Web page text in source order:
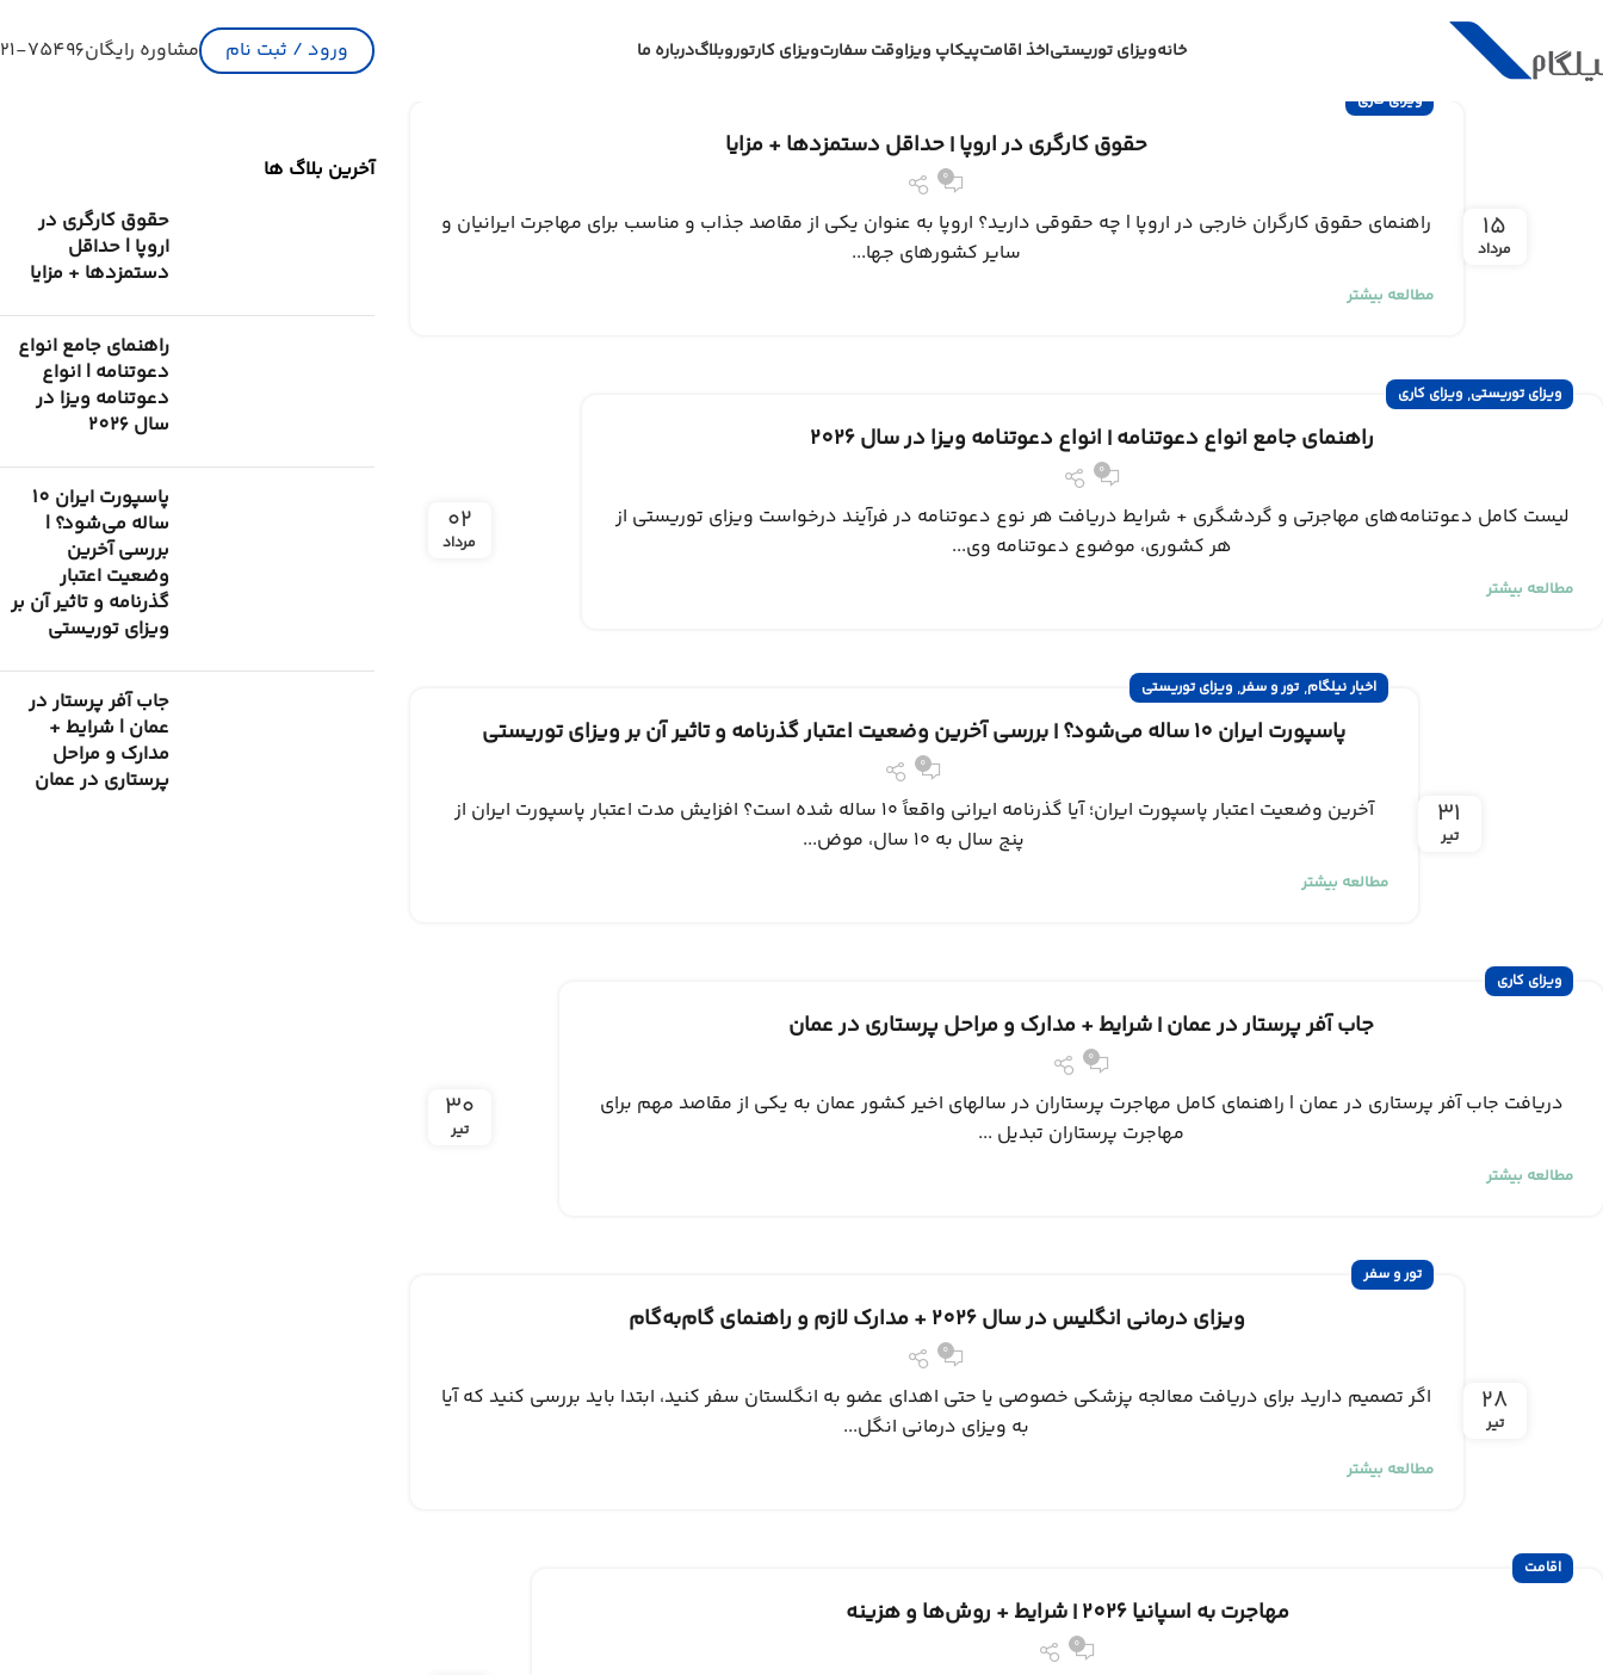
خانهویزای توریستیاخذ اقامتپیکاپ ویزاوقت سفارتویزای کارتوروبلاگدرباره ما ورود / ثبت نام مشاوره رایگان75496
۱۵
مرداد
ویزای کاری
حقوق کارگری در اروپا | حداقل دستمزدها + مزایا
0
راهنمای حقوق کارگران خارجی در اروپا | چه حقوقی دارید؟ اروپا به عنوان یکی از مقاصد جذاب و مناسب برای مهاجرت ایرانیان و
سایر کشورهای جها...
مطالعه بیشتر
۰۲
مرداد
ویزای توریستی, ویزای کاری
راهنمای جامع انواع دعوتنامه | انواع دعوتنامه ویزا در سال 2026
0
لیست کامل دعوتنامه‌های مهاجرتی و گردشگری + شرایط دریافت هر نوع دعوتنامه در فرآیند درخواست ویزای توریستی از
هر کشوری، موضوع دعوتنامه وی...
مطالعه بیشتر
۳۱
تیر
اخبار نیلگام,تور و سفر,ویزای توریستی
پاسپورت ایران 10 ساله می‌شود؟ | بررسی آخرین وضعیت اعتبار گذرنامه و تاثیر آن بر ویزای توریستی
0
آخرین وضعیت اعتبار پاسپورت ایران؛ آیا گذرنامه ایرانی واقعاً ۱۰ ساله شده است؟ افزایش مدت اعتبار پاسپورت ایران از
پنج سال به ۱۰ سال، موض...
مطالعه بیشتر
۳۰
تیر
ویزای کاری
جاب آفر پرستار در عمان | شرایط + مدارک و مراحل پرستاری در عمان
0
دریافت جاب آفر پرستاری در عمان | راهنمای کامل مهاجرت پرستاران در سالهای اخیر کشور عمان به یکی از مقاصد مهم برای
مهاجرت پرستاران تبدیل ...
مطالعه بیشتر
۲۸
تیر
تور و سفر
ویزای درمانی انگلیس در سال 2026 + مدارک لازم و راهنمای گام‌به‌گام
0
اگر تصمیم دارید برای دریافت معالجه پزشکی خصوصی یا حتی اهدای عضو به انگلستان سفر کنید، ابتدا باید بررسی کنید که آیا
به ویزای درمانی انگل...
مطالعه بیشتر
اقامت
مهاجرت به اسپانیا 2026 | شرایط + روش‌ها و هزینه
0
آخرین بلاگ ها
حقوق کارگری در
اروپا | حداقل
دستمزدها + مزایا
راهنمای جامع انواع
دعوتنامه | انواع
دعوتنامه ویزا در
سال 2026
پاسپورت ایران 10
ساله می‌شود؟ |
بررسی آخرین
وضعیت اعتبار
گذرنامه و تاثیر آن بر
ویزای توریستی
جاب آفر پرستار در
عمان | شرایط +
مدارک و مراحل
پرستاری در عمان